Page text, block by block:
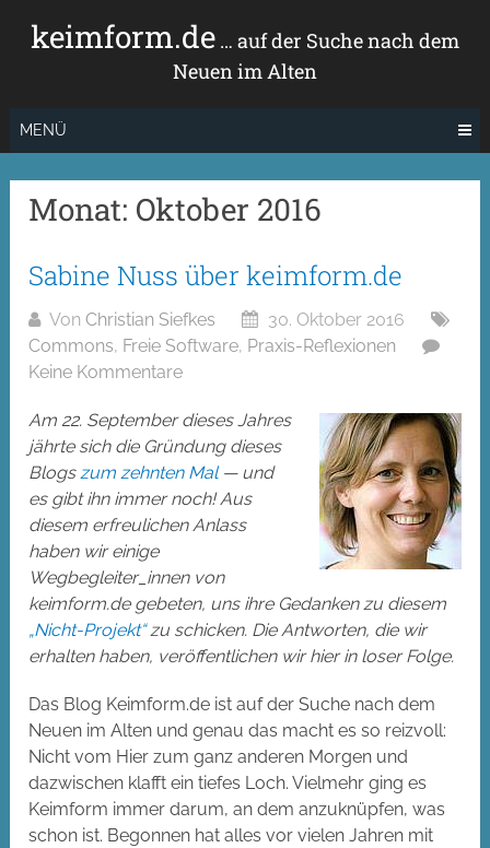
Inhaltkeimform.de… auf der Suche nach dem
Neuen im Alten
MENÜ
Monat: Oktober 2016
Sabine Nuss über keimform.de
VonChristian Siefkes
30. Oktober 2016
Commons, Freie Software, Praxis-Reflexionen
Keine Kommentare
Am 22. September dieses Jahres
jährte sich die Gründung dieses
Blogszum zehnten Mal— und
es gibt ihn immer noch! Aus
diesem erfreulichen Anlass
haben wir einige
Wegbegleiter_innen von
keimform.de gebeten, uns ihre Gedanken zu diesem
„Nicht-Projekt“zu schicken. Die Antworten, die wir
erhalten haben, veröffentlichen wir hier in loser Folge.
Das Blog Keimform.de ist auf der Suche nach dem
Neuen im Alten und genau das macht es so reizvoll:
Nicht vom Hier zum ganz anderen Morgen und
dazwischen klafft ein tiefes Loch. Vielmehr ging es
Keimform immer darum, an dem anzuknüpfen, was
schon ist. Begonnen hat alles vor vielen Jahren mit